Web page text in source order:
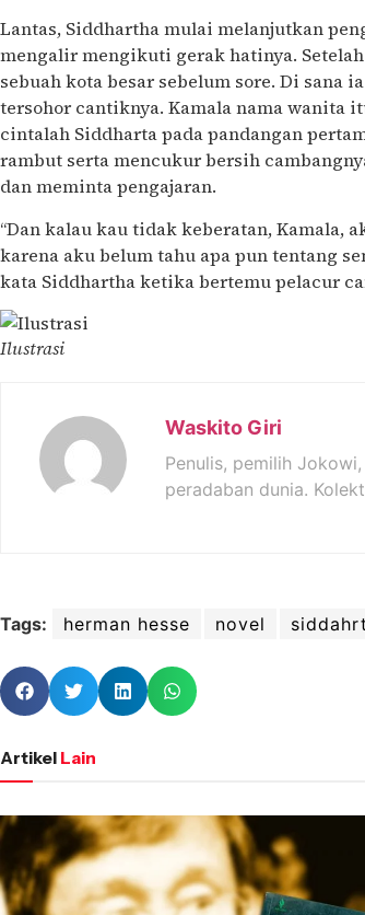
Lantas, Siddhartha mulai melanjutkan
mengalir mengikuti gerak hatinya.
sebuah kota besar sebelum sore. Di sana
tersohor cantiknya. Kamala nama wanita
cintalah Siddharta pada pandangan
rambut serta mencukur bersih
dan meminta pengajaran.
“Dan kalau kau tidak keberatan, Kamala,
karena aku belum tahu apa pun tentang
kata Siddhartha ketika bertemu pelacur
Ilustrasi
Waskito Giri
Penulis, pemilih
peradaban dunia.
Tags: herman hesse novel
Artikel Lain